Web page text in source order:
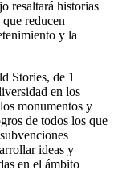
resaltará historias
reducen
y la
Stories, de 1
en los
monumentos y
de todos los que
ideas y
en el ámbito